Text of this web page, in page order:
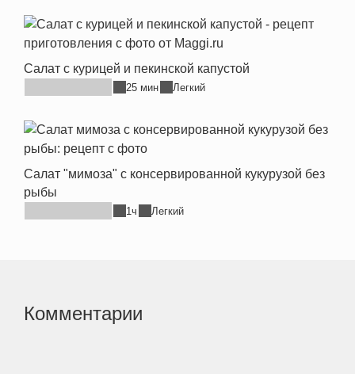
Салат с курицей и пекинской капустой
25 мин Легкий
Салат "мимоза" с консервированной кукурузой без
рыбы
1ч Легкий
Комментарии